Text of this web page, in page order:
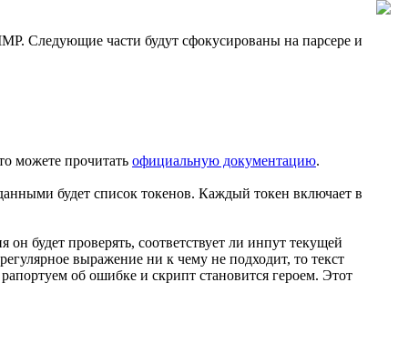
Следующие части будут сфокусированы на парсере и
можете прочитать официальную документацию.
будет список токенов. Каждый токен включает в
будет проверять, соответствует ли инпут текущей
выражение ни к чему не подходит, то текст
об ошибке и скрипт становится героем. Этот